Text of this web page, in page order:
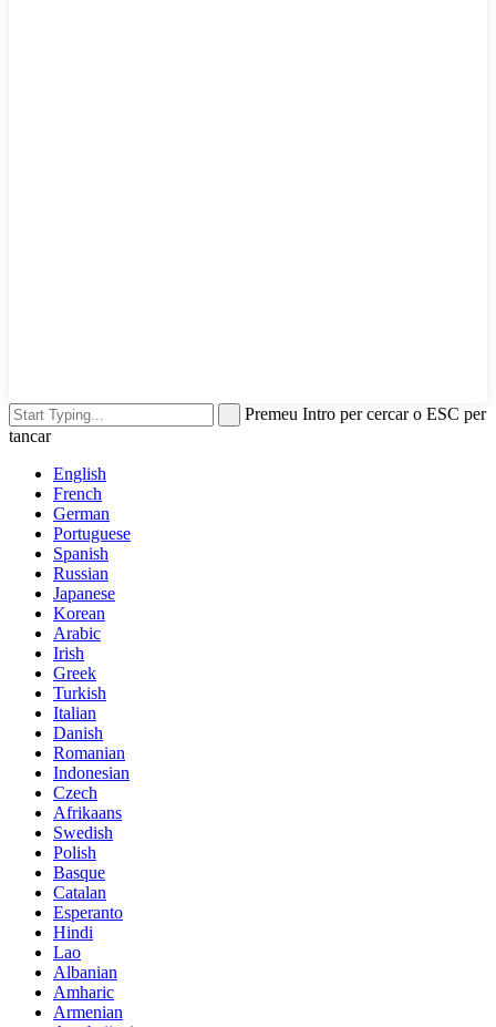
Premeu Intro per cercar o ESC per
tancar
English
French
German
Portuguese
Spanish
Russian
Japanese
Korean
Arabic
Irish
Greek
Turkish
Italian
Danish
Romanian
Indonesian
Czech
Afrikaans
Swedish
Polish
Basque
Catalan
Esperanto
Hindi
Lao
Albanian
Amharic
Armenian